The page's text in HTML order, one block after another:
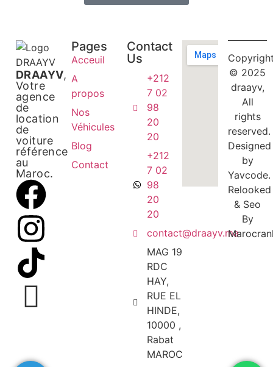
DRAAYV,
Votre
agence
de
location
de
voiture
référence
au
Maroc.
Pages
Acceuil
A
propos
Nos
Véhicules
Blog
Contact
Contact
Us
+212
7 02
98
20
20
+212
7 02
98
20
20
contact@draayv.ma
MAG 19
RDC
HAY,
RUE EL
HINDE,
10000 ,
Rabat
MAROC
© 2025
draayv,
All
rights
reserved.
Designed
by
Yavcode.
Relooked
& Seo
By